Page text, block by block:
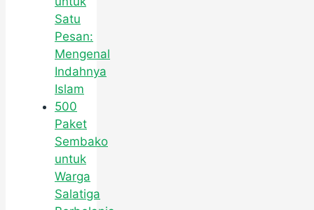
Satu
Pesan:
Mengenal
Indahnya
Islam
500
Paket
Sembako
untuk
Warga
Salatiga